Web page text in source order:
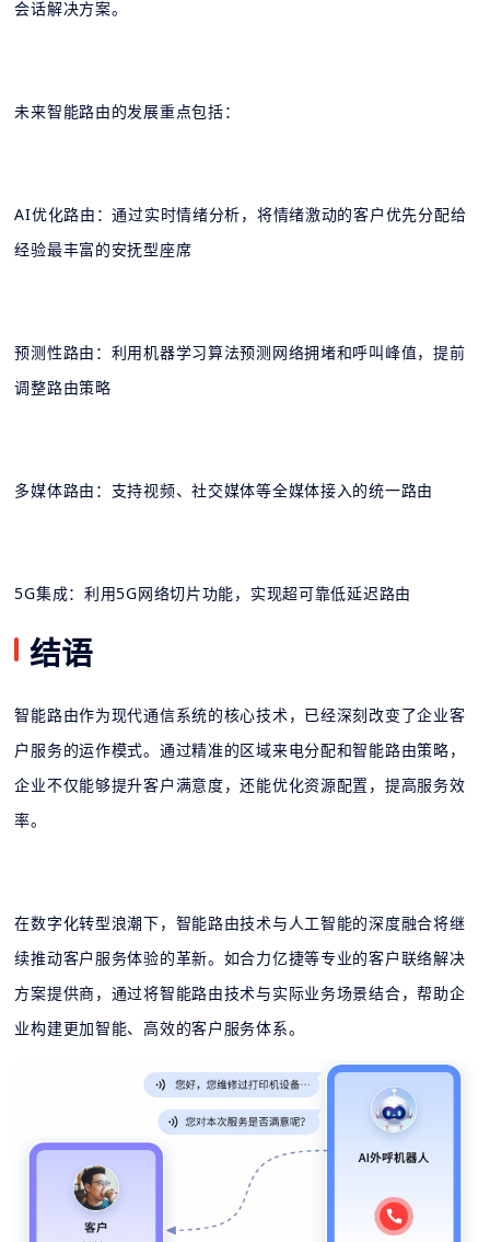
会话解决方案。
未来智能路由的发展重点包括：
AI优化路由：通过实时情绪分析，将情绪激动的客户优先分配给
经验最丰富的安抚型座席
预测性路由：利用机器学习算法预测网络拥堵和呼叫峰值，提前
调整路由策略
多媒体路由：支持视频、社交媒体等全媒体接入的统一路由
5G集成：利用5G网络切片功能，实现超可靠低延迟路由
结语
智能路由作为现代通信系统的核心技术，已经深刻改变了企业客
户服务的运作模式。通过精准的区域来电分配和智能路由策略，
企业不仅能够提升客户满意度，还能优化资源配置，提高服务效
率。
在数字化转型浪潮下，智能路由技术与人工智能的深度融合将继
续推动客户服务体验的革新。如合力亿捷等专业的客户联络解决
方案提供商，通过将智能路由技术与实际业务场景结合，帮助企
业构建更加智能、高效的客户服务体系。